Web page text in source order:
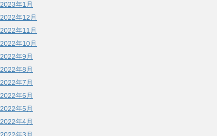
2023年1月
2022年12月
2022年11月
2022年10月
2022年9月
2022年8月
2022年7月
2022年6月
2022年5月
2022年4月